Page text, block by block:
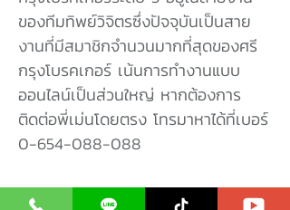
ของทีมทิพย์วิจิตรซึ่งปัจจุบันเป็นสาย
งานที่มีสมาชิกจำนวนมากที่สุดของศรี
กรุงโบรคเกอร์ เน้นการทำงานแบบ
ออนไลน์เป็นส่วนใหญ่ หากต้องการ
ติดต่อพี่เม่นโดยตรง โทรมาหาได้ที่เบอร์
0-654-088-088